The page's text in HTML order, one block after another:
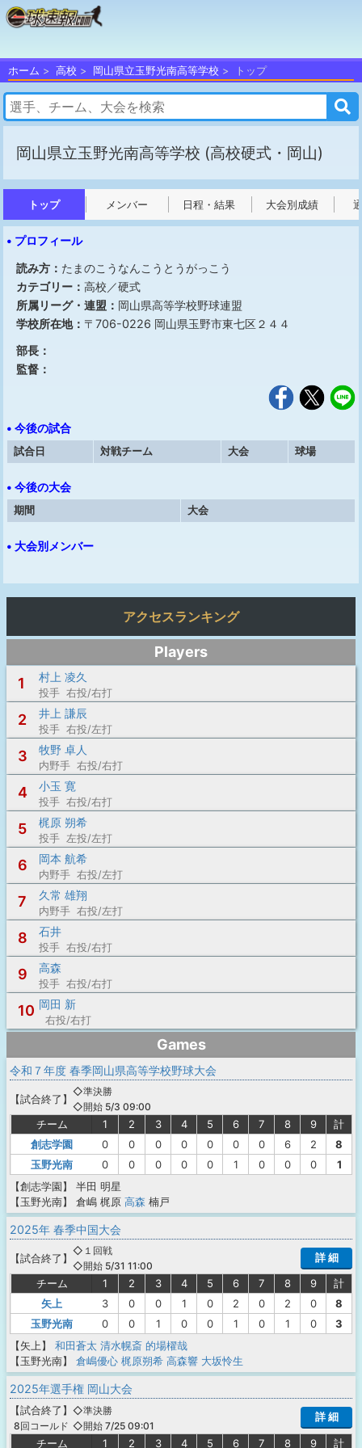
ホーム 高校 岡山県立玉野光南高等学校 トップ
岡山県立玉野光南高等学校 (高校硬式・岡山)
トップ メンバー 日程・結果 大会別成績
• プロフィール
読み方： たまのこうなんこうとうがっこう
カテゴリー： 高校／硬式
所属リーグ・連盟： 岡山県高等学校野球連盟
学校所在地： 〒706-0226 岡山県玉野市東七区２４４
部長：
監督：
• 今後の試合
試合日
対戦チーム 大会 球場
• 今後の大会
期間
大会
• 大会別メンバー
アクセスランキング
Players
1
村上 凌久
投手 右投/右打
2 井上 謙辰
投手 右投/左打
3 牧野 卓人
内野手 右投/右打
4 小玉 寛
投手 右投/右打
5 梶原 朔希
投手 左投/左打
6 岡本 航希
内野手 右投/左打
7 久常 雄翔
内野手 右投/左打
8 石井
投手 右投/右打
9 高森
投手 右投/右打
10 岡田 新
右投/右打
Games
令和７年度 春季岡山県高等学校野球大会
【試合終了 】
◇準決勝
◇開始 5/3 09:00
チーム 1 2 3 4 5 6 7 8 9
計
創志学園
0 0 0 0 0 0 0 6 2
8
玉野光南
0 0 0 0 0 1 0 0 0
1
【創志学園】
半田 明星
【玉野光南】
倉嶋 梶原 高森 楠戸
2025年 春季中国大会
【試合終了 】
◇１回戦
◇開始 5/31 11:00
詳 細
チーム 1 2 3 4 5 6 7 8 9
計
矢上
3 0 0 1 0 2 0 2 0
8
玉野光南
0 0 1 0 0 1 0 1 0
3
【矢上】
和田蒼太 清水幌斎 的場櫂哉
【玉野光南】
倉嶋優心 梶原朔希 高森響 大坂怜生
2025年選手権 岡山大会
【試合終了 】
8回コールド
◇準決勝
◇開始 7/25 09:01
詳 細
チーム 1 2 3 4 5 6 7 8 9 計